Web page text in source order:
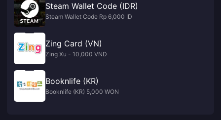
Steam Wallet Code (IDR)
Steam Wallet Code Rp 6,000 ID
Zing Card (VN)
Zing Xu - 10,000 VND
Booknlife (KR)
Booknlife (KR) 5,000 WON